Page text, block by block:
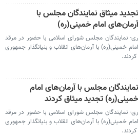
تجدید میثاق نمایندگان مجلس با
آرمان‌های امام خمینی(ره)
ری- نمایندگان مجلس شورای اسلامی با حضور در مرقد
امام خمینی(ره) با آرمان‌های انقلاب و بنیانگذار جمهوری
نمایندگان مجلس با آرمان‌های امام
خمینی(ره) تجدید میثاق کردند
ری- نمایندگان مجلس شورای اسلامی با حضور در مرقد
امام خمینی(ره) با آرمان‌های انقلاب و بنیانگذار جمهوری